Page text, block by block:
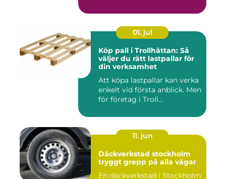
01. jul
Köp pall i Trollhättan: Så
väljer du rätt lastpallar för
din verksamhet
Att köpa lastpallar kan verka
enkelt vid första anblick. Men
för företag i Troll...
11. jun
Däckverkstad stockholm
tryggt grepp på alla vägar
En däckverkstad i Stockholm